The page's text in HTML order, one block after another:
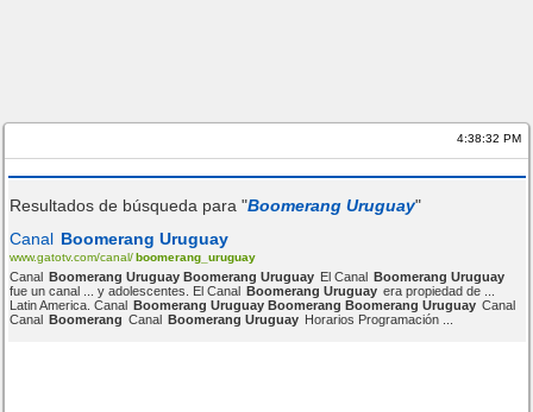
4:38:32 PM
Resultados de búsqueda para "Boomerang Uruguay"
Canal Boomerang Uruguay
www.gatotv.com/canal/ boomerang_uruguay
Canal Boomerang Uruguay Boomerang Uruguay El Canal Boomerang Uruguay
fue un canal ... y adolescentes. El Canal Boomerang Uruguay era propiedad de ...
Latin America. Canal Boomerang Uruguay Boomerang Boomerang Uruguay Canal
Canal Boomerang Canal Boomerang Uruguay Horarios Programación ...